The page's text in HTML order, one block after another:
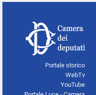
Portale storico
WebTv
YouTube